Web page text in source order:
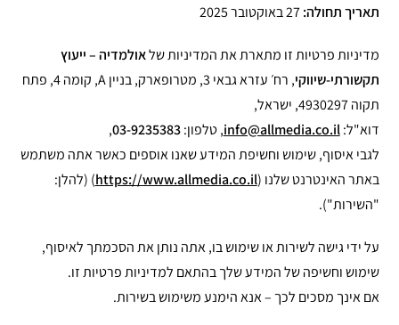
תאריך תחולה:27 באוקטובר 2025
מדיניות פרטיות זו מתארת את המדיניות שלאולמדיה – ייעוץ
תקשורתי-שיווקי
, רח׳ עזרא גבאי 3, מטרופארק, בניין A, קומה 4, פתח
תקוה 4930297, ישראל,
דוא"ל:info@allmedia.co.il, טלפון:03-9235383
,
לגבי איסוף, שימוש וחשיפת המידע שאנו אוספים כאשר אתה משתמש
באתר האינטרנט שלנו (https://www.allmedia.co.il) (להלן:
"השירות").
על ידי גישה לשירות או שימוש בו, אתה נותן את הסכמתך לאיסוף,
שימוש וחשיפה של המידע שלך בהתאם למדיניות פרטיות זו.
אם אינך מסכים לכך – אנא הימנע משימוש בשירות.